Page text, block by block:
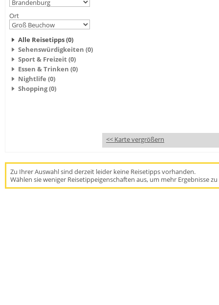
Ort
Alle Reisetipps (0)
Sehenswürdigkeiten (0)
Sport & Freizeit (0)
Essen & Trinken (0)
Nightlife (0)
Shopping (0)
<< Karte vergrößern
Zu Ihrer Auswahl sind derzeit leider keine Reisetipps vorhanden.
Wählen sie weniger Reisetippeigenschaften aus, um mehr Ergebnisse